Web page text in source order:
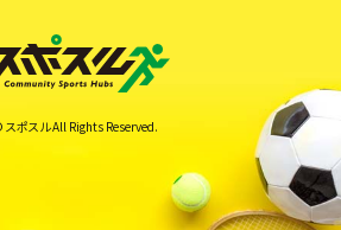
スポスル All Rights Reserved.